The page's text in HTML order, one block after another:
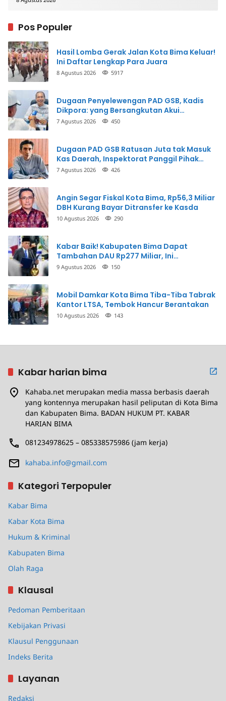
Pos Populer
Hasil Lomba Gerak Jalan Kota Bima Keluar!
Ini Daftar Lengkap Para Juara
8 Agustus 2026 5917
Dugaan Penyelewengan PAD GSB, Kadis
Dikpora: yang Bersangkutan Akui
Perbuatannya dan Siap Mengembalikan
7 Agustus 2026 450
Dugaan PAD GSB Ratusan Juta tak Masuk
Kas Daerah, Inspektorat Panggil Pihak
Terkait
7 Agustus 2026 426
Angin Segar Fiskal Kota Bima, Rp56,3 Miliar
DBH Kurang Bayar Ditransfer ke Kasda
10 Agustus 2026 290
Kabar Baik! Kabupaten Bima Dapat
Tambahan DAU Rp277 Miliar, Ini
Prioritasnya
9 Agustus 2026 150
Mobil Damkar Kota Bima Tiba-Tiba Tabrak
Kantor LTSA, Tembok Hancur Berantakan
10 Agustus 2026 143
Kabar harian bima
Kahaba.net merupakan media massa berbasis daerah
yang kontennya merupakan hasil peliputan di Kota Bima
dan Kabupaten Bima. BADAN HUKUM PT. KABAR
HARIAN BIMA
081234978625 – 085338575986 (jam kerja)
kahaba.info@gmail.com
Kategori Terpopuler
Kabar Bima
Kabar Kota Bima
Hukum & Kriminal
Kabupaten Bima
Olah Raga
Klausal
Pedoman Pemberitaan
Kebijakan Privasi
Klausul Penggunaan
Indeks Berita
Layanan
Redaksi